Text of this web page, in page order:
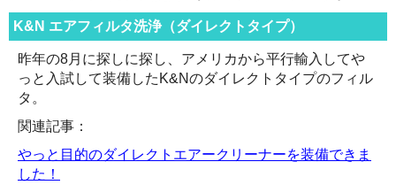
K&N エアフィルタ洗浄（ダイレクトタイプ）
昨年の8月に探しに探し、アメリカから平行輸入してや
っと入試して装備したK&Nのダイレクトタイプのフィル
タ。
関連記事：
やっと目的のダイレクトエアークリーナーを装備できま
した！